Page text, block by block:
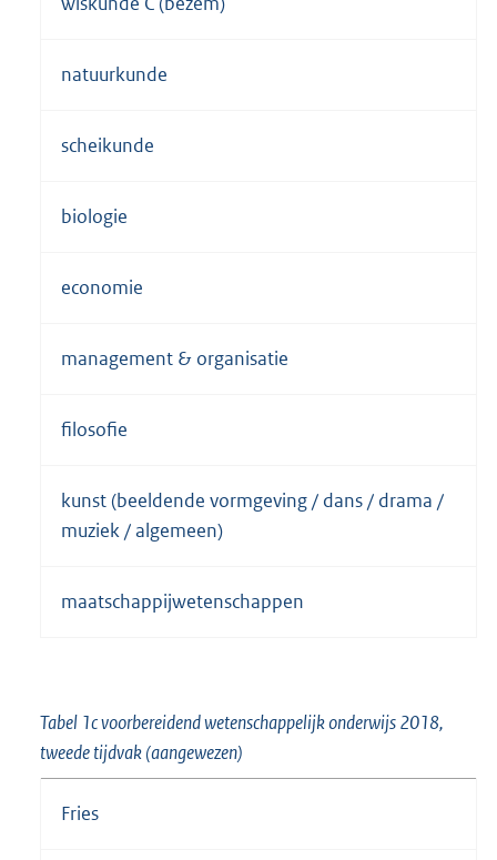
natuurkunde
scheikunde
biologie
economie
management & organisatie
filosofie
kunst (beeldende vormgeving / dans / drama /
muziek / algemeen)
maatschappijwetenschappen
Tabel 1c voorbereidend wetenschappelijk onderwijs 2018,
tweede tijdvak (aangewezen)
Fries